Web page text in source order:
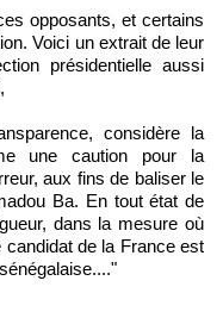
opposants, et certains
Voici un extrait de leur
présidentielle aussi
considère la
une caution pour la
aux fins de baliser le
Ba. En tout état de
dans la mesure où
candidat de la France est